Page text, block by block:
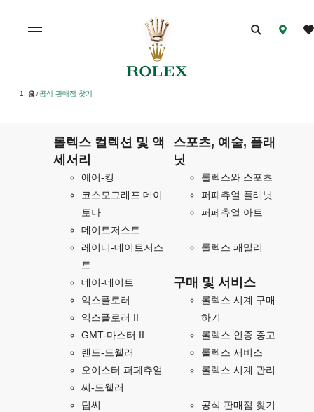
홈/ 공식 판매점 찾기
롤렉스 컬렉션 및 액
세서리
에어-킹
코스모그래프 데이
토나
데이트저스트
레이디-데이트저스
트
데이-데이트
익스플로러
익스플로러 II
GMT-마스터 II
랜드-드웰러
오이스터 퍼페츄얼
씨-드웰러
딥씨
스포츠, 예술, 플래
닛
롤렉스와 스포츠
퍼페츄얼 플래닛
퍼페츄얼 아트
롤렉스 패밀리
구매 및 서비스
롤렉스 시계 구매
하기
롤렉스 인증 중고
롤렉스 서비스
롤렉스 시계 관리
공식 판매점 찾기